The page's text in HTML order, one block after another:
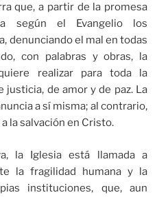
que, a partir de la promesa
según el Evangelio los
denunciando el mal en todas
con palabras y obras, la
realizar para toda la
justicia, de amor y de paz. La
a sí misma; al contrario,
la salvación en Cristo.
la Iglesia está llamada a
la fragilidad humana y la
instituciones, que, aun